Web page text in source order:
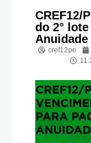
CREF12/
do 2°
Anuidade
cref12pe